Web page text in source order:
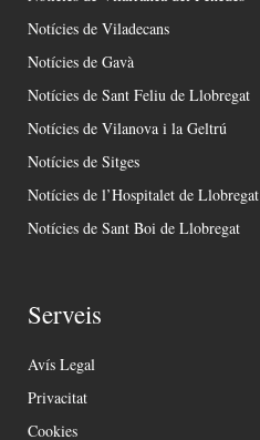
Notícies de Viladecans
Notícies de Gavà
Notícies de Sant Feliu de Llobregat
Notícies de Vilanova i la Geltrú
Notícies de Sitges
Notícies de l’Hospitalet de Llobregat
Notícies de Sant Boi de Llobregat
Serveis
Avís Legal
Privacitat
Cookies